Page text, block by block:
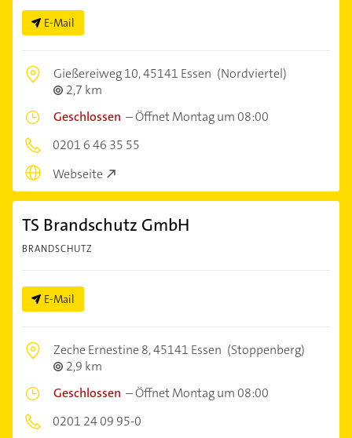
E-Mail
Gießereiweg 10,45141 Essen (Nordviertel)
2,7 km
Geschlossen –Öffnet Montag um 08:00
0201 6 46 35 55
Webseite
TS Brandschutz GmbH
BRANDSCHUTZ
E-Mail
Zeche Ernestine 8,45141 Essen (Stoppenberg)
2,9 km
Geschlossen –Öffnet Montag um 08:00
0201 24 09 95-0